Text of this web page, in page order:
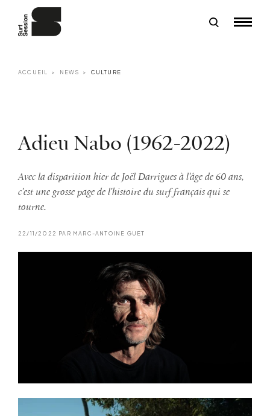
ACCUEIL NEWS CULTURE
Adieu Nabo (1962-2022)
Avec la disparition hier de Joël Darrigues à l'âge de 60 ans,
c'est une grosse page de l'histoire du surf français qui se
tourne.
22/11/2022 PAR MARC-ANTOINE GUET